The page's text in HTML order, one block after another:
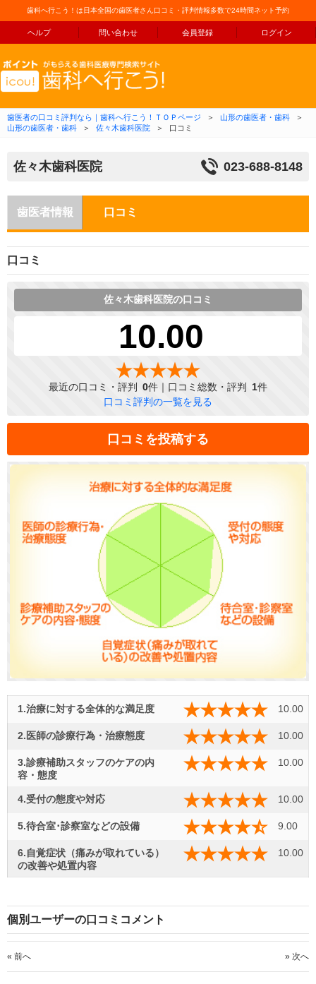
歯科へ行こう！は日本全国の歯医者さん口コミ・評判情報多数で24時間ネット予約
ヘルプ 問い合わせ 会員登録 ログイン
コンテンツへ移動
歯医者の口コミ評判なら｜歯科へ行こう！ＴＯＰページ ＞ 山形の歯医者・歯科
＞
山形の歯医者・歯科
＞ 佐々木歯科医院 ＞ 口コミ
佐々木歯科医院 023-688-8148
歯医者情報 口コミ
口コミ
佐々木歯科医院の口コミ
10.00
最近の口コミ・評判 0件｜口コミ総数・評判 1件
口コミ評判の一覧を見る
口コミを投稿する
1.治療に対する全体的な満足度 10.00
2.医師の診療行為・治療態度 10.00
3.診療補助スタッフのケアの内
容・態度
10.00
4.受付の態度や対応 10.00
5.待合室･診察室などの設備 9.00
6.自覚症状（痛みが取れている）
の改善や処置内容
10.00
個別ユーザーの口コミコメント
« 前へ » 次へ